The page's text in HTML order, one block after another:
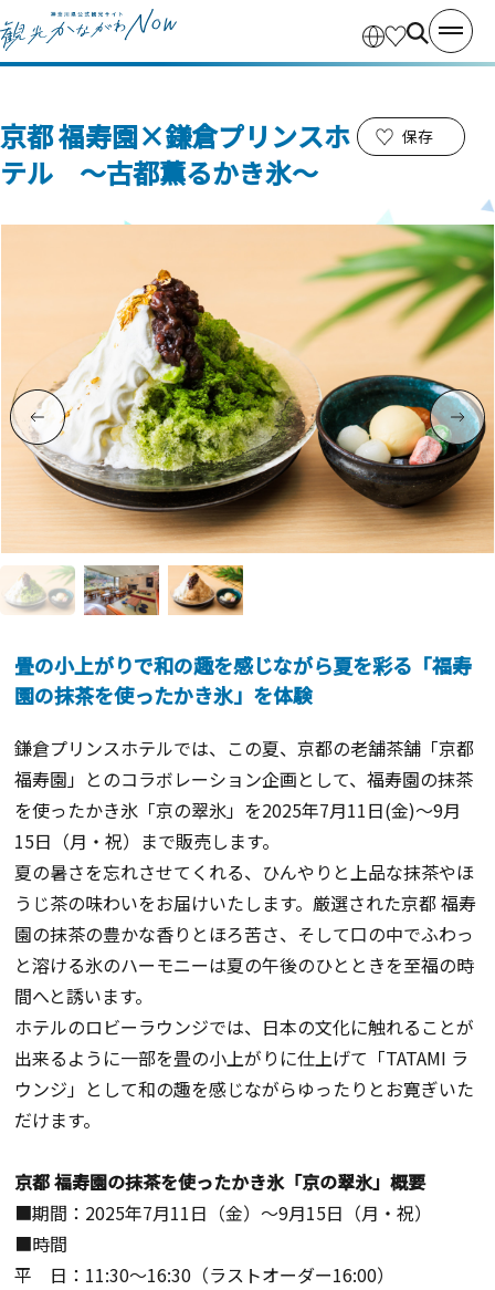
京都 福寿園×鎌倉プリンスホ
テル ～古都薫るかき氷～
保存
畳の小上がりで和の趣を感じながら夏を彩る「福寿
園の抹茶を使ったかき氷」を体験
鎌倉プリンスホテルでは、 この夏、京都の老舗茶舗「京都
福寿園」とのコラボレーション企画として、福寿園の抹茶
を使ったかき氷「京の翠氷」を2025年7月11日(金)～9月
15日（月・祝）まで販売します。
夏の暑さを忘れさせてくれる、ひんやりと上品な抹茶やほ
うじ茶の味わいをお届けいたします。厳選された京都 福寿
園の抹茶の豊かな香りとほろ苦さ、そして口の中でふわっ
と溶ける氷のハーモニーは夏の午後のひとときを至福の時
間へと誘います。
ホテルのロビーラウンジでは、日本の文化に触れることが
出来るように一部を畳の小上がりに仕上げて「TATAMI ラ
ウンジ」として和の趣を感じながらゆったりとお寛ぎいた
だけます。
京都 福寿園の抹茶を使ったかき氷「京の翠氷」概要
■期間： 2025年7月11日（金）～9月15日（月・祝）
■時間
平 日：11:30～16:30（ラストオーダー16:00）